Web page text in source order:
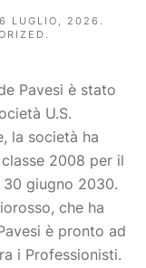
LUGLIO, 2026 .
.
Pavesi è stato
U.S.
la società ha
2008 per il
giugno 2030.
che ha
è pronto ad
i Professionisti.